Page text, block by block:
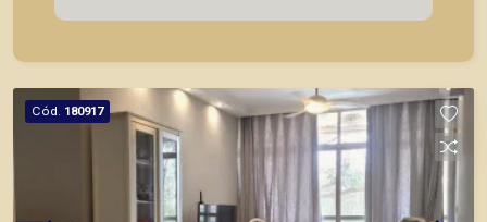
com agilidade e segurança, em locação, vendas
Preto.
Cód. 180917